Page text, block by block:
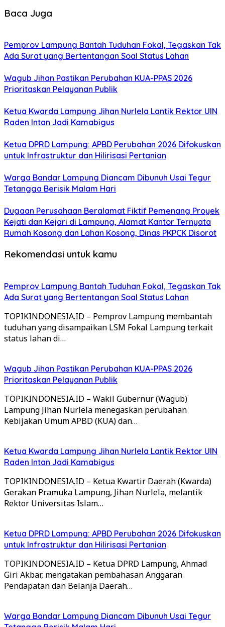
Baca Juga
Pemprov Lampung Bantah Tuduhan Fokal, Tegaskan Tak
Ada Surat yang Bertentangan Soal Status Lahan
Wagub Jihan Pastikan Perubahan KUA-PPAS 2026
Prioritaskan Pelayanan Publik
Ketua Kwarda Lampung Jihan Nurlela Lantik Rektor UIN
Raden Intan Jadi Kamabigus
Ketua DPRD Lampung: APBD Perubahan 2026 Difokuskan
untuk Infrastruktur dan Hilirisasi Pertanian
Warga Bandar Lampung Diancam Dibunuh Usai Tegur
Tetangga Berisik Malam Hari
Dugaan Perusahaan Beralamat Fiktif Pemenang Proyek
Kejati dan Kejari di Lampung, Alamat Kantor Ternyata
Rumah Kosong dan Lahan Kosong, Dinas PKPCK Disorot
Rekomendasi untuk kamu
Pemprov Lampung Bantah Tuduhan Fokal, Tegaskan Tak
Ada Surat yang Bertentangan Soal Status Lahan
TOPIKINDONESIA.ID – Pemprov Lampung membantah
tuduhan yang disampaikan LSM Fokal Lampung terkait
status lahan di…
Wagub Jihan Pastikan Perubahan KUA-PPAS 2026
Prioritaskan Pelayanan Publik
TOPIKINDONESIA.ID – Wakil Gubernur (Wagub)
Lampung Jihan Nurlela menegaskan perubahan
Kebijakan Umum APBD (KUA) dan…
Ketua Kwarda Lampung Jihan Nurlela Lantik Rektor UIN
Raden Intan Jadi Kamabigus
TOPIKINDONESIA.ID – Ketua Kwartir Daerah (Kwarda)
Gerakan Pramuka Lampung, Jihan Nurlela, melantik
Rektor Universitas Islam…
Ketua DPRD Lampung: APBD Perubahan 2026 Difokuskan
untuk Infrastruktur dan Hilirisasi Pertanian
TOPIKINDONESIA.ID – Ketua DPRD Lampung, Ahmad
Giri Akbar, mengatakan pembahasan Anggaran
Pendapatan dan Belanja Daerah…
Warga Bandar Lampung Diancam Dibunuh Usai Tegur